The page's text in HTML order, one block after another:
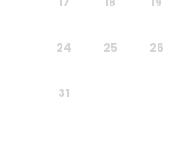
24 25 26
31